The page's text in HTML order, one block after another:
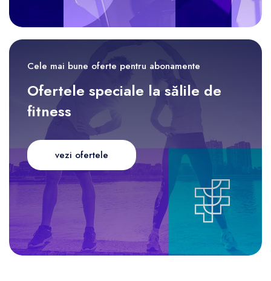
Cele mai bune oferte pentru abonamente
Ofertele speciale la sălile de
fitness
vezi ofertele